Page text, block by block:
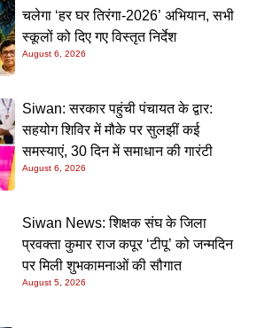
चलेगा ‘हर घर तिरंगा-2026’ अभियान, सभी
स्कूलों को दिए गए विस्तृत निर्देश
August 6, 2026
Siwan: सरकार पहुंची पंचायत के द्वार:
सहयोग शिविर में मौके पर सुलझीं कई
समस्याएं, 30 दिन में समाधान की गारंटी
August 6, 2026
Siwan News: शिक्षक संघ के जिला
प्रवक्ता कुमार राज कपूर ‘टीपू’ को जन्मदिन
पर मिली शुभकामनाओं की सौगात
August 5, 2026